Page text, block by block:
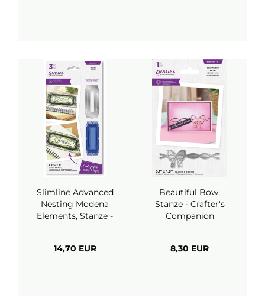
Slimline Advanced
Nesting Modena
Elements, Stanze -
14,70 EUR
Beautiful Bow,
Stanze - Crafter's
Companion
8,30 EUR